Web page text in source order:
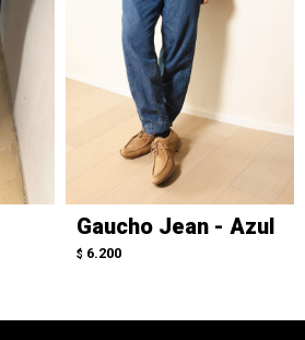
Gaucho Jean - Azul
$ 6.200